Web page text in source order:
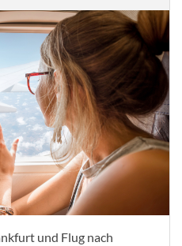
und Flug nach